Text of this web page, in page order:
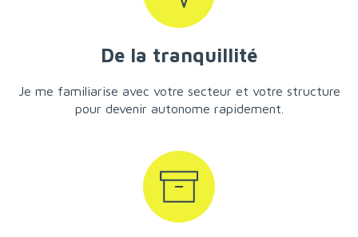
De la tranquillité
Je me familiarise avec votre secteur et votre structure
pour devenir autonome rapidement.